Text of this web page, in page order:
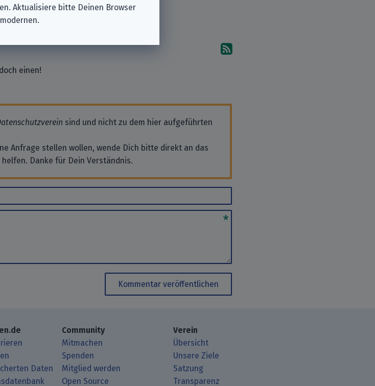
Abonniere die
einen!
sind und nicht zu dem hier aufgeführten
Anfrage stellen wollen, wende Dich bitte direkt an das
helfen. Danke für Dein Verständnis.
Kommentar veröffentlichen
Daten
Community
Mitmachen
Spenden
Mitglied werden
Open Source
Verein
Übersicht
Unsere Ziele
Satzung
Transparenz
Aktualisiere bitte Deinen Browser